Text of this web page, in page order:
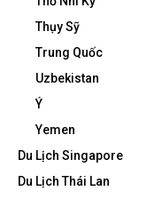
Thụy Sỹ
Trung Quốc
Uzbekistan
Ý
Yemen
Du Lịch Singapore
Du Lịch Thái Lan